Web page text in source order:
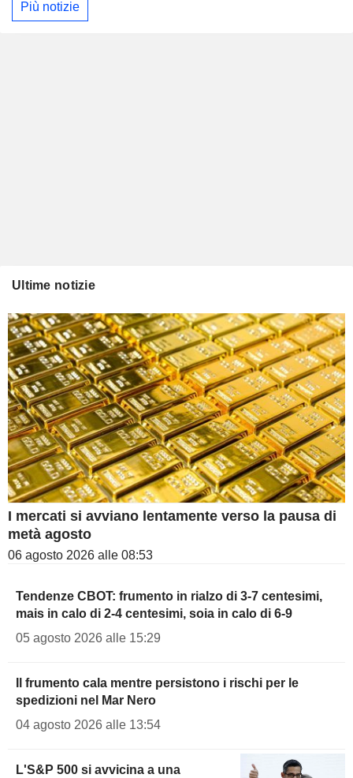
Più notizie
Ultime notizie
I mercati si avviano lentamente verso la pausa di
metà agosto
06 agosto 2026 alle 08:53
Tendenze CBOT: frumento in rialzo di 3-7 centesimi,
mais in calo di 2-4 centesimi, soia in calo di 6-9
05 agosto 2026 alle 15:29
Il frumento cala mentre persistono i rischi per le
spedizioni nel Mar Nero
04 agosto 2026 alle 13:54
L'S&P 500 si avvicina a una